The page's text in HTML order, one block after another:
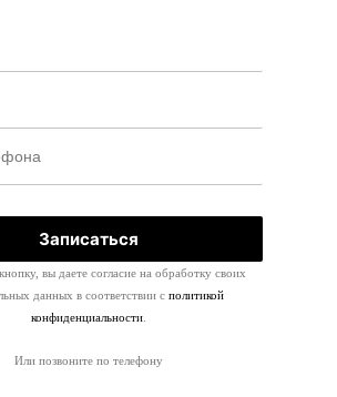
вы даете согласие на обработку своих
данных в соответствии с политикой
конфиденциальности
Или позвоните по телефону